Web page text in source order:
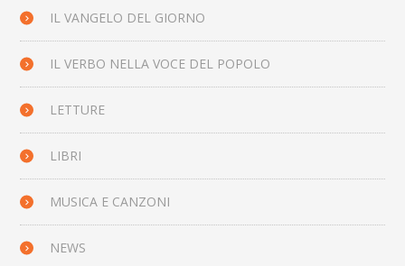
IL VANGELO DEL GIORNO
IL VERBO NELLA VOCE DEL POPOLO
LETTURE
LIBRI
MUSICA E CANZONI
NEWS